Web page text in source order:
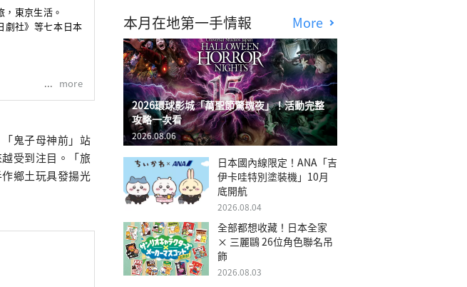
，東京生活。
劇社》 等七本日本
more
鬼子母神前」站
受到注目。「旅
鄉土玩具發揚光
本月在地第一手情報 More
2026環球影城「萬聖節驚魂夜」！活動完整
攻略一次看
2026.08.06
日本國內線限定！ANA「吉
伊卡哇特別塗裝機」10月
底開航
2026.08.04
全部都想收藏！日本全家
× 三麗鷗 26位角色聯名吊
飾
2026.08.03